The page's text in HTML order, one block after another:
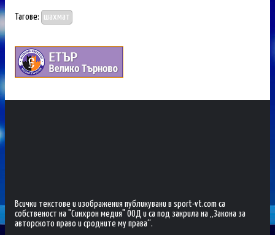
Тагове: шахмат
Всички текстове и изображения публикувани в sport-vt.com са
собственост на "Синхрон медия" ООД и са под закрила на „Закона за
авторското право и сродните му права“.